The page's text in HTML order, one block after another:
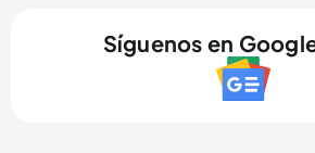
Síguenos en